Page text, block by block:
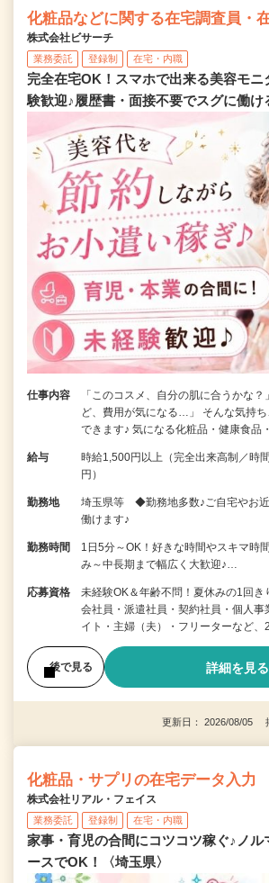
化粧品などに関する在宅調査員・
株式会社ビサーチ
業務委託 登録制 在宅・内職
完全在宅OK！スマホで出来る美容モニ
験歓迎♪履歴書・面接不要でスグに働け
仕事内容
「このコスメ、自分の肌に合うかな
ど、費用が気になる…」 そんな気持
できます♪ 気になる化粧品・健康食品
給与
時給1,500円以上（完全出来高制／時
円）
勤務地
埼玉県等 ◆勤務地多数♪ご自宅やお
働けます♪
勤務時間
1日5分～OK！好きな時間やスキマ時
み～中長期まで幅広く大歓迎♪…
応募資格
未経験OK＆年齢不問！夏休みの1回
会社員・派遣社員・契約社員・個人事
イト・主婦（夫）・フリーターなど、
後で見る 詳細を見る
更新日： 2026/08/05
化粧品・サプリの在宅データ入力
株式会社リアル・フェイス
業務委託 登録制 在宅・内職
家事・育児の合間にコツコツ稼ぐ♪ノル
ースでOK！〈埼玉県〉